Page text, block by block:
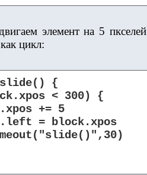
элемент на 5
цикл:
{
< 300) {
+= 5
= block.xpos